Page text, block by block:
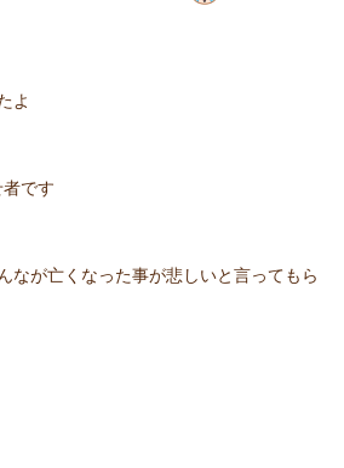
よ
です
なが亡くなった事が悲しいと言ってもら